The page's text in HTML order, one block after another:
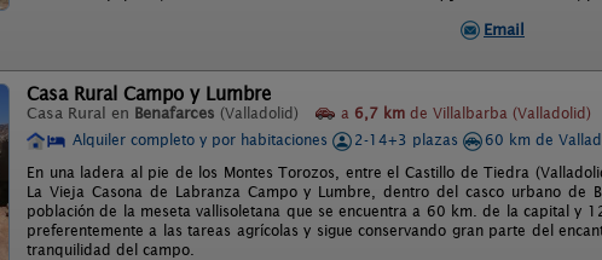
Email
Casa Rural Campo y Lumbre
Casa Rural en Benafarces (Valladolid) a 6,7 km de Villalbarba (Valladolid)
Alquiler completo y por habitaciones
2-14+3 plazas
60 km de
En una ladera al pie de los Montes Torozos, entre el Castillo de Tiedra
La Vieja Casona de Labranza Campo y Lumbre, dentro del casco urbano de
población de la meseta vallisoletana que se encuentra a 60 km. de la capital y
preferentemente a las tareas agrícolas y sigue conservando gran parte del
tranquilidad del campo.